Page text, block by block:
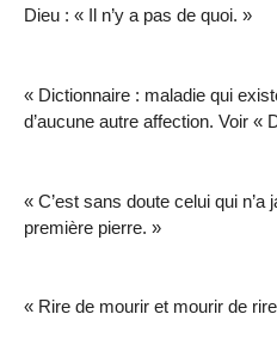
Dieu : « Il n’y a pas de quoi. »
« Dictionnaire : maladie qui
d’aucune autre affection. Voir «
« C’est sans doute celui qui
première pierre. »
« Rire de mourir et mourir de